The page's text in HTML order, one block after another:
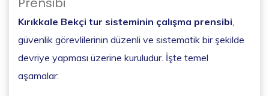
Kırıkkale Bekçi tur sisteminin çalışma prensibi,
güvenlik görevlilerinin düzenli ve sistematik bir şekilde
devriye yapması üzerine kuruludur. İşte temel
aşamalar: